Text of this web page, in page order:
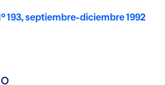
193, septiembre-diciembre 1992